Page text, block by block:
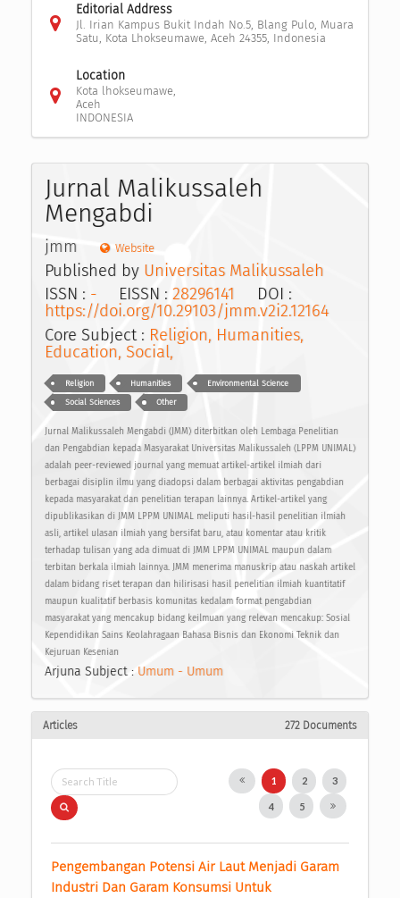
Editorial Address
Jl. Irian Kampus Bukit Indah No.5, Blang Pulo, Muara
Satu, Kota Lhokseumawe, Aceh 24355, Indonesia
Location
Kota lhokseumawe,
Aceh
INDONESIA
Jurnal Malikussaleh
Mengabdi
jmm Website
Published by Universitas Malikussaleh
ISSN : - EISSN : 28296141 DOI :
https://doi.org/10.29103/jmm.v2i2.12164
Core Subject : Religion, Humanities,
Education, Social,
Religion Humanities Environmental Science
Social Sciences Other
Jurnal Malikussaleh Mengabdi (JMM) diterbitkan oleh Lembaga Penelitian
dan Pengabdian kepada Masyarakat Universitas Malikussaleh (LPPM UNIMAL)
adalah peer-reviewed journal yang memuat artikel-artikel ilmiah dari
berbagai disiplin ilmu yang diadopsi dalam berbagai aktivitas pengabdian
kepada masyarakat dan penelitian terapan lainnya. Artikel-artikel yang
dipublikasikan di JMM LPPM UNIMAL meliputi hasil-hasil penelitian ilmiah
asli, artikel ulasan ilmiah yang bersifat baru, atau komentar atau kritik
terhadap tulisan yang ada dimuat di JMM LPPM UNIMAL maupun dalam
terbitan berkala ilmiah lainnya. JMM menerima manuskrip atau naskah artikel
dalam bidang riset terapan dan hilirisasi hasil penelitian ilmiah kuantitatif
maupun kualitatif berbasis komunitas kedalam format pengabdian
masyarakat yang mencakup bidang keilmuan yang relevan mencakup: Sosial
Kependidikan Sains Keolahragaan Bahasa Bisnis dan Ekonomi Teknik dan
Kejuruan Kesenian
Arjuna Subject : Umum - Umum
Articles 272 Documents
1 2 3
4 5
Pengembangan Potensi Air Laut Menjadi Garam
Industri Dan Garam Konsumsi Untuk